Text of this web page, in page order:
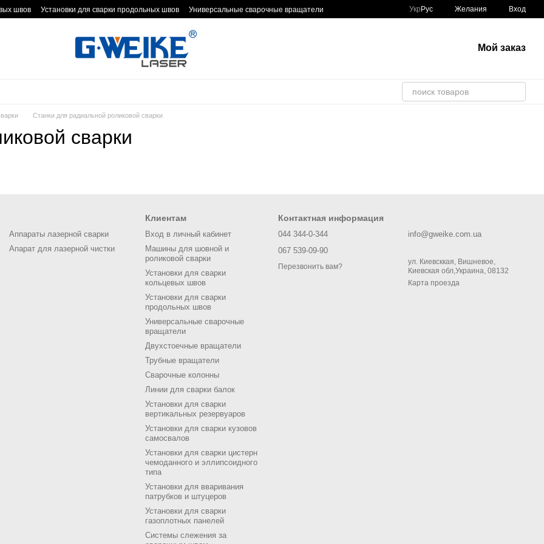
швов Установки для сварки продольных швов
Универсальные сварочные вращатели
Установки для вваривания патрубков и штуцеров
Специализированные сварочные комплексы
Поворотные столы
Укр Рус Желания Вход
Мой заказ
Станки для радиальной роликовой сварки
сварки
Аппараты лазерной сварки
Апарат для лазерной чистки
Клиентам
Вход в личный кабинет
Машины для шовной и
роликовой сварки
Установки для сварки
кольцевых швов
Установки для сварки
продольных швов
Универсальные сварочные
вращатели
Двухстоечные вращатели
Трубные вращатели
Сварочные колонны
Линии для сварки балок
Установки для сварки
вертикальных резервуаров
Установки для сварки кузовов
самосвалов
Установки для сварки цистерн
чемоданного и эллипсоидного
типа
Установки для вваривания
патрубков и штуцеров
Установки для сварки
газоплотных панелей
Системы слежения за
Контактная информация
044 344-0-344
067 539-09-90
Перезвонить вам?
info@gweike.com.ua
ул. Киевсккая, Вишневое,
Киевская обл,Украина, 08132
Карта проезда